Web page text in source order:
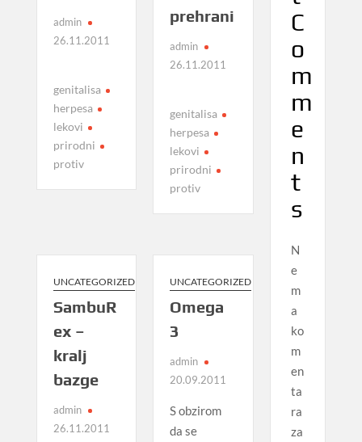
admin
26.11.2011
genitalisa
herpesa
lekovi
prirodni
protiv
prehrani
admin
26.11.2011
genitalisa
herpesa
lekovi
prirodni
protiv
UNCATEGORIZED
SambuR
ex –
kralj
bazge
admin
26.11.2011
UNCATEGORIZED
Omega
3
admin
20.09.2011
S obzirom
da se
C
o
m
m
e
n
t
s
N
e
m
a
ko
m
en
ta
ra
za